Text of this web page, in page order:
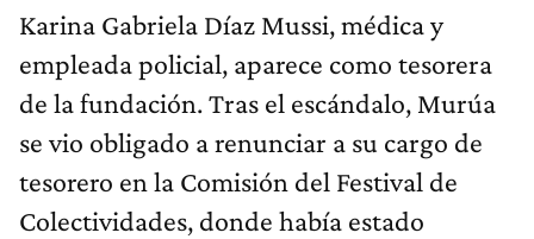
Karina Gabriela Díaz Mussi, médica y
empleada policial, aparece como tesorera
de la fundación. Tras el escándalo, Murúa
se vio obligado a renunciar a su cargo de
tesorero en la Comisión del Festival de
Colectividades, donde había estado